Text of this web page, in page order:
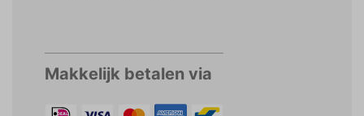
Makkelijk betalen via